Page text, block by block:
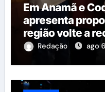
Em Anamã e
apresenta
região volte a
investimentos
Redação ago